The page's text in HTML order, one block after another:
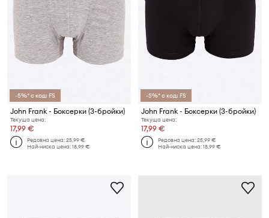
-5%* с код: FS
John Frank - Боксерки (3-бройки)
Текуща цена:
17,99 €
Редовна цена:25,99 €
Най-ниска цена:18,99 €
-5%* с код: FS
John Frank - Боксерки (3-бройки)
Текуща цена:
17,99 €
Редовна цена:25,99 €
Най-ниска цена:18,99 €